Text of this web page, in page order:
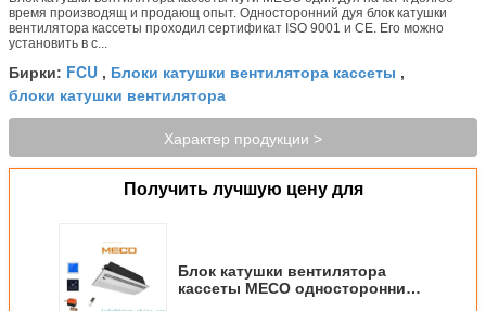
время производящ и продающ опыт. Односторонний дуя блок катушки
вентилятора кассеты проходил сертификат ISO 9001 и CE. Его можно
установить в с...
Бирки: FCU , Блоки катушки вентилятора кассеты ,
блоки катушки вентилятора
Характер продукции >
Получить лучшую цену для
Блок катушки вентилятора
кассеты MECO односторонний